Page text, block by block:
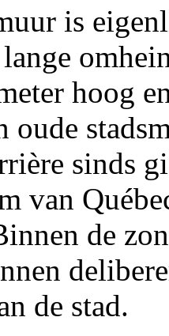
is
hoog
oude
sinds
van
de
de stad.